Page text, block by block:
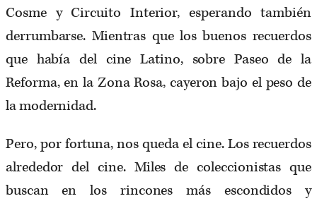
Cosme y Circuito Interior, esperando también
derrumbarse. Mientras que los buenos recuerdos
que había del cine Latino, sobre Paseo de la
Reforma, en la Zona Rosa, cayeron bajo el peso de
la modernidad.
Pero, por fortuna, nos queda el cine. Los recuerdos
alrededor del cine. Miles de coleccionistas que
buscan en los rincones más escondidos y